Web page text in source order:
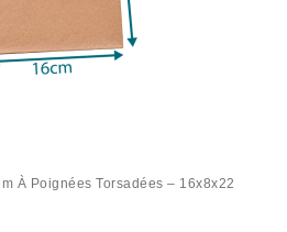
À Poignées Torsadées – 16x8x22